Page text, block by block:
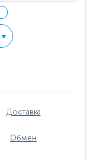
▼
Доставка
Обмен